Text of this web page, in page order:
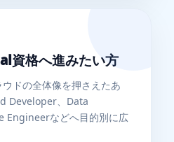
資格へ進みたい方
ドの全体像を押さえたあ
Developer、Data
Engineerなどへ目的別に広